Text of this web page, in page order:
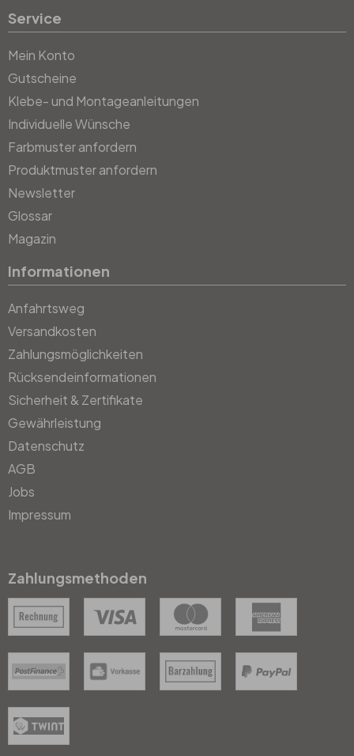
Service
Mein Konto
Gutscheine
Klebe- und Montageanleitungen
Individuelle Wünsche
Farbmuster anfordern
Produktmuster anfordern
Newsletter
Glossar
Magazin
Informationen
Anfahrtsweg
Versandkosten
Zahlungsmöglichkeiten
Rücksendeinformationen
Sicherheit & Zertifikate
Gewährleistung
Datenschutz
AGB
Jobs
Impressum
Zahlungsmethoden